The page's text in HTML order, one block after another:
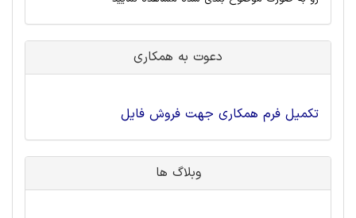
دعوت به همکاری
تکمیل فرم همکاری جهت فروش فایل
وبلاگ ها